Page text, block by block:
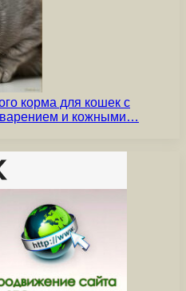
корма для кошек с
и кожными…